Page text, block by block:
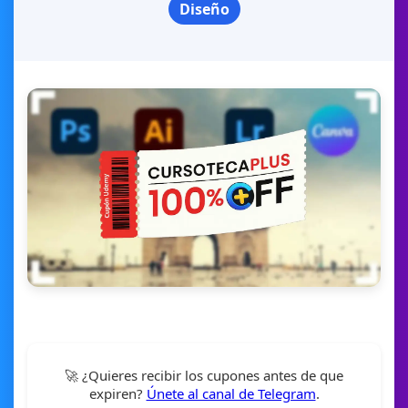
Diseño
🚀 ¿Quieres recibir los cupones antes de que
expiren? Únete al canal de Telegram.